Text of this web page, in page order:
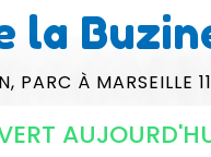
la
PARC À MARSEILLE